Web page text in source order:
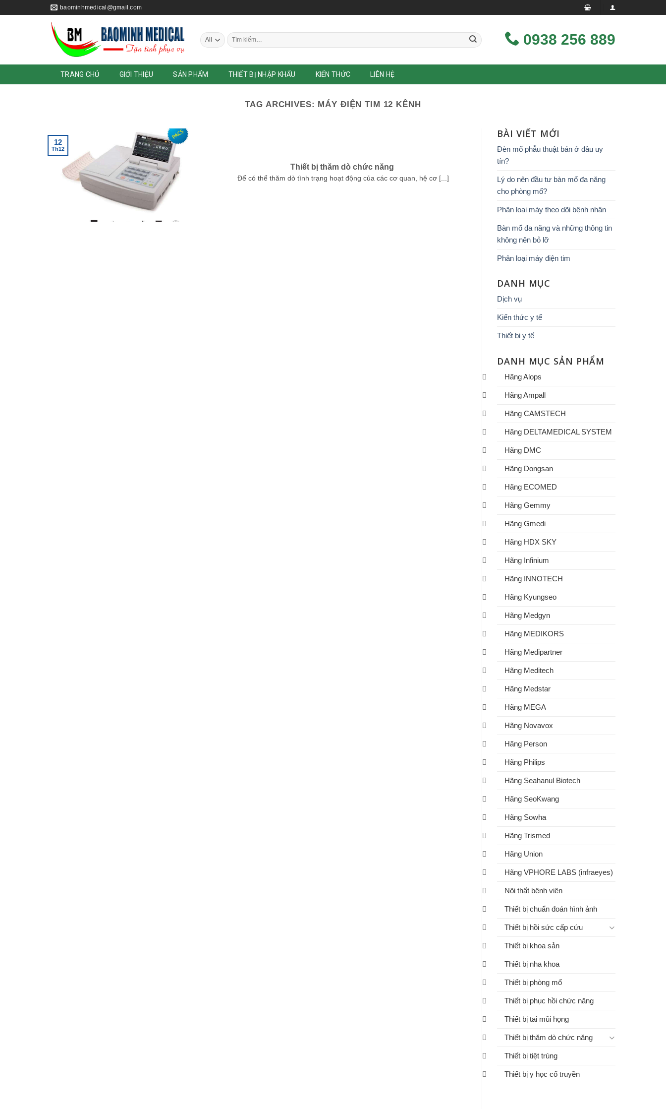
to
baominhmedical@gmail.com
Tìm
kiếm:
0938 256 889
TRANG CHỦ GIỚI THIỆU SẢN PHẨM THIẾT BỊ NHẬP KHẨU KIẾN THỨC LIÊN HỆ
TAG ARCHIVES: MÁY ĐIỆN TIM 12 KÊNH
Thiết bị thăm dò chức năng
Để có thể thăm dò tình trạng hoạt động của các cơ quan, hệ cơ [...]
12
Th12
BÀI VIẾT MỚI
Đèn mổ phẫu thuật bán ở đâu uy
tín?
Lý do nên đầu tư bàn mổ đa năng
cho phòng mổ?
Phân loại máy theo dõi bệnh nhân
Bàn mổ đa năng và những thông tin
không nên bỏ lỡ
Phân loại máy điện tim
DANH MỤC
Dịch vụ
Kiến thức y tế
Thiết bị y tế
DANH MỤC SẢN PHẨM
Hãng Alops
Hãng Ampall
Hãng CAMSTECH
Hãng DELTAMEDICAL SYSTEM
Hãng DMC
Hãng Dongsan
Hãng ECOMED
Hãng Gemmy
Hãng Gmedi
Hãng HDX SKY
Hãng Infinium
Hãng INNOTECH
Hãng Kyungseo
Hãng Medgyn
Hãng MEDIKORS
Hãng Medipartner
Hãng Meditech
Hãng Medstar
Hãng MEGA
Hãng Novavox
Hãng Person
Hãng Philips
Hãng Seahanul Biotech
Hãng SeoKwang
Hãng Sowha
Hãng Trismed
Hãng Union
Hãng VPHORE LABS (infraeyes)
Nội thất bệnh viện
Thiết bị chuẩn đoán hình ảnh
Thiết bị hồi sức cấp cứu
Thiết bị khoa sản
Thiết bị nha khoa
Thiết bị phòng mổ
Thiết bị phục hồi chức năng
Thiết bị tai mũi họng
Thiết bị thăm dò chức năng
Thiết bị tiệt trùng
Thiết bị y học cổ truyền